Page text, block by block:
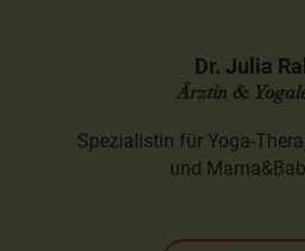
Dr. Julia
Ärztin &
Spezialistin für Yoga-
und